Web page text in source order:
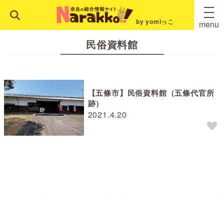
by yomiっこ menu
民俗資料館
2021.4.20
【五條市】民俗資料館（五條代官所
跡）